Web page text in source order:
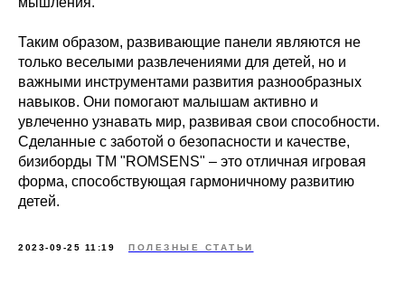
Таким образом, развивающие панели являются не
только веселыми развлечениями для детей, но и
важными инструментами развития разнообразных
навыков. Они помогают малышам активно и
увлеченно узнавать мир, развивая свои способности.
Сделанные с заботой о безопасности и качестве,
бизиборды ТМ "ROMSENS" – это отличная игровая
форма, способствующая гармоничному развитию
детей.
2023-09-25 11:19 ПОЛЕЗНЫЕ СТАТЬИ